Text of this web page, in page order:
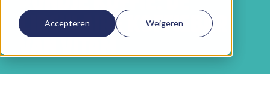
Accepteren Weigeren
CIRCULAIRE KOFFIEBAR
VAN VITAM